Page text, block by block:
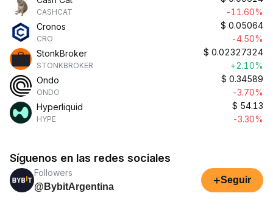
CASHCAT
-11.60%
Cronos
CRO
$ 0.05064
-4.50%
StonkBroker
STONKBROKER
$ 0.02327324
+2.10%
Ondo
ONDO
$ 0.34589
-3.70%
Hyperliquid
HYPE
$ 54.13
-3.30%
Síguenos en las redes sociales
Followers
@BybitArgentina
+Seguir